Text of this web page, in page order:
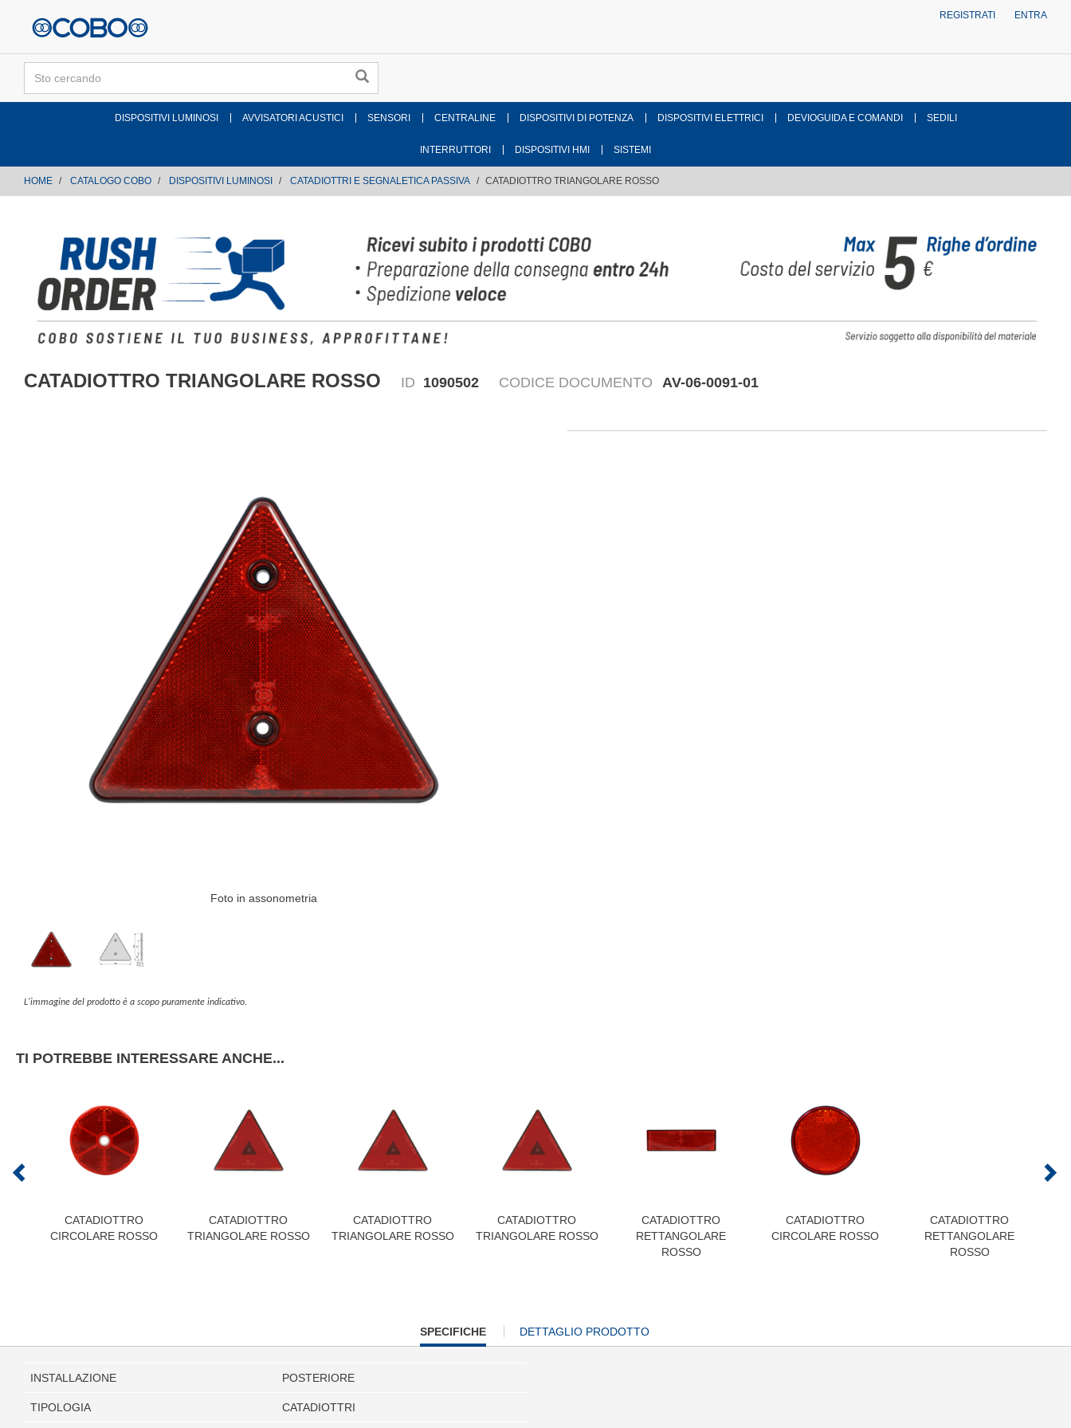
REGISTRATI ENTRA
DISPOSITIVI LUMINOSI AVVISATORI ACUSTICI SENSORI CENTRALINE DISPOSITIVI DI POTENZA DISPOSITIVI ELETTRICI DEVIOGUIDA E COMANDI SEDILI
INTERRUTTORI DISPOSITIVI HMI SISTEMI
HOME CATALOGO COBO DISPOSITIVI LUMINOSI CATADIOTTRI E SEGNALETICA PASSIVA CATADIOTTRO TRIANGOLARE ROSSO
CATADIOTTRO TRIANGOLARE ROSSO ID 1090502 CODICE DOCUMENTO AV-06-0091-01
Foto in assonometria
L'immagine del prodotto è a scopo puramente indicativo.
TI POTREBBE INTERESSARE ANCHE...
CATADIOTTRO
CIRCOLARE ROSSO
CATADIOTTRO
TRIANGOLARE ROSSO
CATADIOTTRO
TRIANGOLARE ROSSO
CATADIOTTRO
TRIANGOLARE ROSSO
CATADIOTTRO
RETTANGOLARE
ROSSO
CATADIOTTRO
CIRCOLARE ROSSO
CATADIOTTRO
RETTANGOLARE
ROSSO
CURRENT
TAB:
SPECIFICHE DETTAGLIO PRODOTTO
INSTALLAZIONE POSTERIORE
TIPOLOGIA CATADIOTTRI